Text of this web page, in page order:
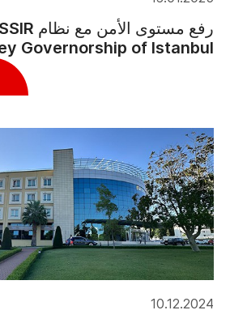
Governorship of Istanbul
10.12.2024